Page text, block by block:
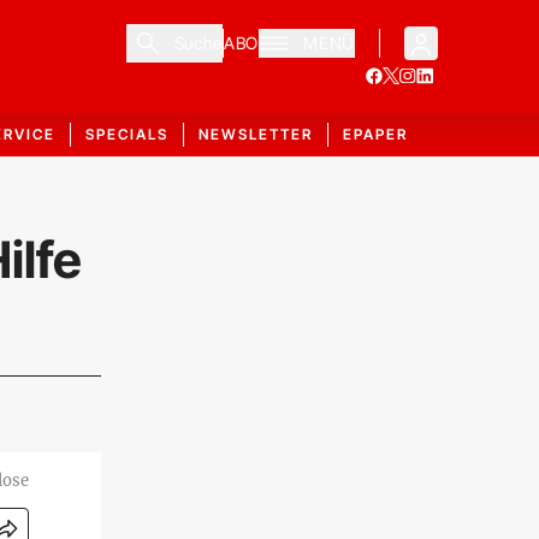
ABO
SPECIALS NEWSLETTER EPAPER